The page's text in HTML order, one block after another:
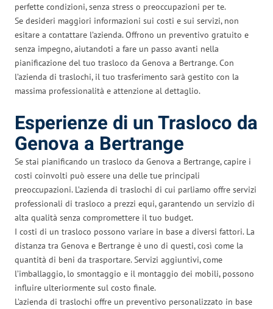
perfette condizioni, senza stress o preoccupazioni per te.
Se desideri maggiori informazioni sui costi e sui servizi, non
esitare a contattare l’azienda. Offrono un preventivo gratuito e
senza impegno, aiutandoti a fare un passo avanti nella
pianificazione del tuo trasloco da Genova a Bertrange. Con
l’azienda di traslochi, il tuo trasferimento sarà gestito con la
massima professionalità e attenzione al dettaglio.
Esperienze di un Trasloco da
Genova a Bertrange
Se stai pianificando un trasloco da Genova a Bertrange, capire i
costi coinvolti può essere una delle tue principali
preoccupazioni. L’azienda di traslochi di cui parliamo offre servizi
professionali di trasloco a prezzi equi, garantendo un servizio di
alta qualità senza compromettere il tuo budget.
I costi di un trasloco possono variare in base a diversi fattori. La
distanza tra Genova e Bertrange è uno di questi, così come la
quantità di beni da trasportare. Servizi aggiuntivi, come
l’imballaggio, lo smontaggio e il montaggio dei mobili, possono
influire ulteriormente sul costo finale.
L’azienda di traslochi offre un preventivo personalizzato in base